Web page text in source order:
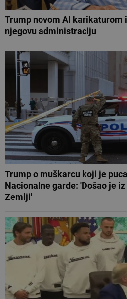
Trump novom AI karikaturom
njegovu administraciju
Trump o muškarcu koji je
Nacionalne garde: 'Došao je
Zemlji'